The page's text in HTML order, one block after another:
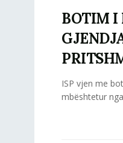
BOTIM I
ISP vjen me
mbështetur